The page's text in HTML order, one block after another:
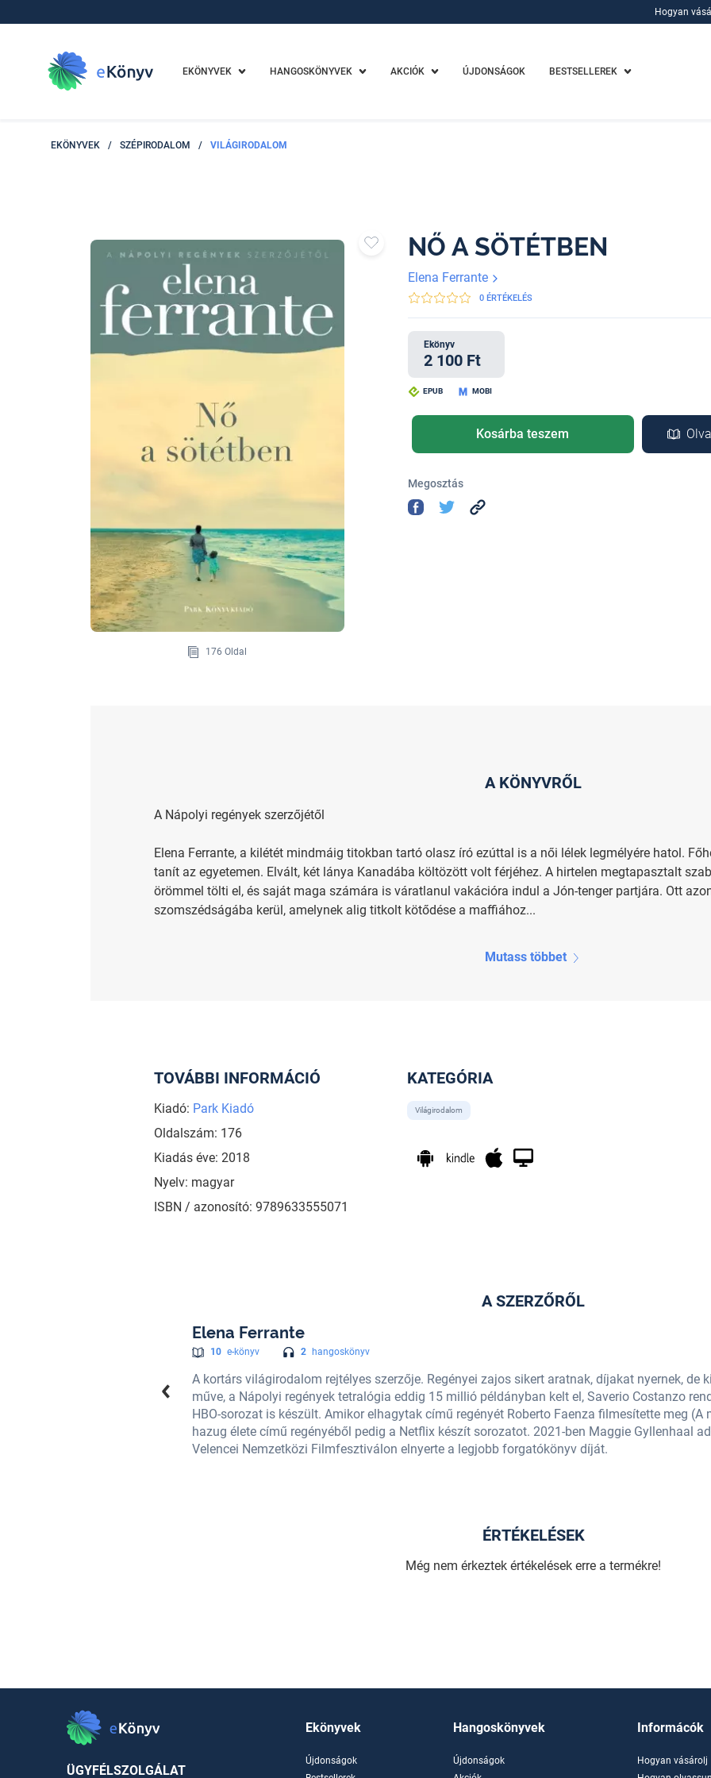
Hogyan
EKÖNYVEK HANGOSKÖNYVEK AKCIÓK ÚJDONSÁGOK BESTSELLEREK
EKÖNYVEK / SZÉPIRODALOM / VILÁGIRODALOM
176 Oldal
NŐ A SÖTÉTBEN
Elena Ferrante
0 ÉRTÉKELÉS
Ekönyv
2 100 Ft
EPUB MOBI
Kosárba teszem
Megosztás
A KÖNYVRŐL
A Nápolyi regények szerzőjétől
Elena Ferrante, a kilétét mindmáig titokban tartó olasz író ezúttal is a női lélek legmélyére hatol.
tanít az egyetemen. Elvált, két lánya Kanadába költözött volt férjéhez. A hirtelen megtapasztalt
örömmel tölti el, és saját maga számára is váratlanul vakációra indul a Jón-tenger partjára. Ott
szomszédságába kerül, amelynek alig titkolt kötődése a maffiához...
Mutass többet
TOVÁBBI INFORMÁCIÓ
Kiadó: Park Kiadó
Oldalszám: 176
Kiadás éve: 2018
Nyelv: magyar
ISBN / azonosító: 9789633555071
KATEGÓRIA
Világirodalom
A SZERZŐRŐL
az első két részből
Elena Ferrante
10 e-könyv 2 hangoskönyv
A kortárs világirodalom rejtélyes szerzője. Regényei zajos sikert aratnak, díjakat nyernek, de
műve, a Nápolyi regények tetralógia eddig 15 millió példányban kelt el, Saverio Costanzo
HBO-sorozat is készült. Amikor elhagytak című regényét Roberto Faenza filmesítette meg
hazug élete című regényéből pedig a Netflix készít sorozatot. 2021-ben Maggie Gyllenhaal
Velencei Nemzetközi Filmfesztiválon elnyerte a legjobb forgatókönyv díját.
ÉRTÉKELÉSEK
Még nem érkeztek értékelések erre a termékre!
ÜGYFÉLSZOLGÁLAT
Ekönyvek
Újdonságok
Hangoskönyvek
Újdonságok
Informácók
Hogyan vásárolj